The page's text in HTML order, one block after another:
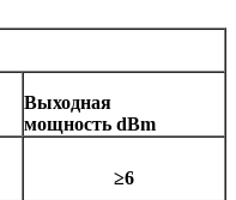
Выходная
мощность dBm
≥6